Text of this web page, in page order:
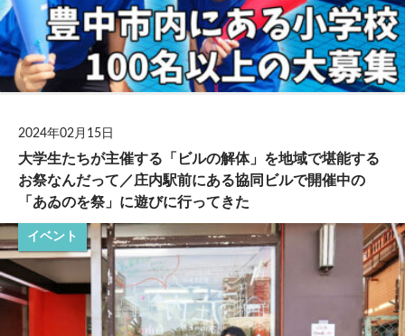
2024年02月15日
大学生たちが主催する「ビルの解体」を地域で堪能する
お祭なんだって／庄内駅前にある協同ビルで開催中の
「あゐのを祭」に遊びに行ってきた
イベント